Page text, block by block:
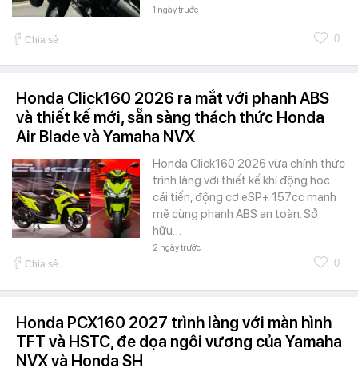
1 ngày trước
Chia sẻ 0
Honda Click160 2026 ra mắt với phanh ABS
và thiết kế mới, sẵn sàng thách thức Honda
Air Blade và Yamaha NVX
Honda Click160 2026 vừa chính thức
trình làng với thiết kế khí động học
cải tiến, động cơ eSP+ 157cc mạnh
mẽ cùng phanh ABS an toàn. Sở
hữu…
2 ngày trước
Chia sẻ 0
Honda PCX160 2027 trình làng với màn hình
TFT và HSTC, đe dọa ngôi vương của Yamaha
NVX và Honda SH